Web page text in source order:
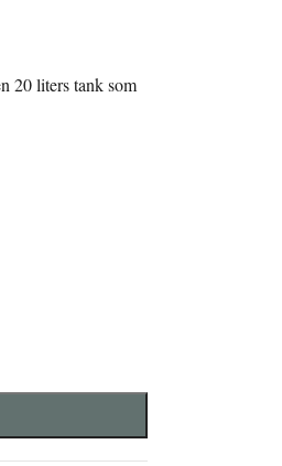
20 liters tank som